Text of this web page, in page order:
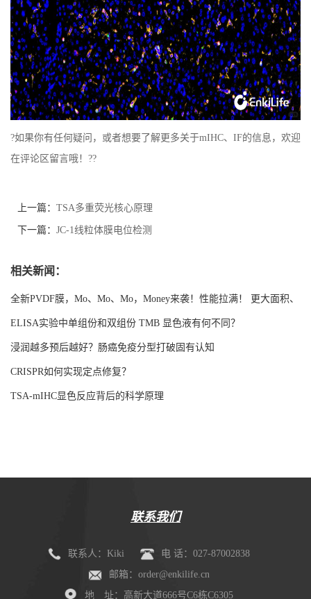
?如果你有任何疑问，或者想要了解更多关于mIHC、IF的信息，欢迎
在评论区留言哦！??
上一篇： TSA多重荧光核心原理
下一篇： JC-1线粒体膜电位检测
相关新闻：
全新PVDF膜，Mo、Mo、Mo，Money来袭！性能拉满！ 更大面积、
更强吸附！
ELISA实验中单组份和双组份 TMB 显色液有何不同？
浸润越多预后越好？肠癌免疫分型打破固有认知
CRISPR如何实现定点修复？
TSA-mIHC显色反应背后的科学原理
联系我们
联系人：Kiki
电 话：027-87002838
邮箱：order@enkilife.cn
地 址：高新大道666号C6栋C6305